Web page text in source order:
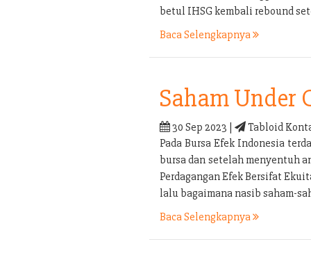
betul IHSG kembali rebound
Baca Selengkapnya
Saham Under
30 Sep 2023 |
Tabloid
Pada Bursa Efek Indonesia
bursa dan setelah menyentuh
Perdagangan Efek Bersifat
lalu bagaimana nasib saham-
Baca Selengkapnya